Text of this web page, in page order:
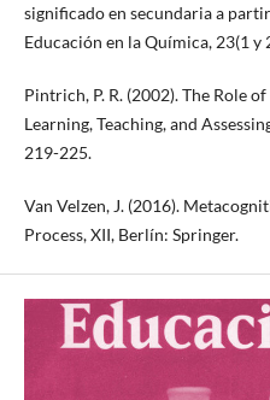
significado en secundaria a
Educación en la Química, 23(1 y
Pintrich, P. R. (2002). The Role
Learning, Teaching, and
219-225.
Van Velzen, J. (2016).
Process, XII, Berlín: Springer.